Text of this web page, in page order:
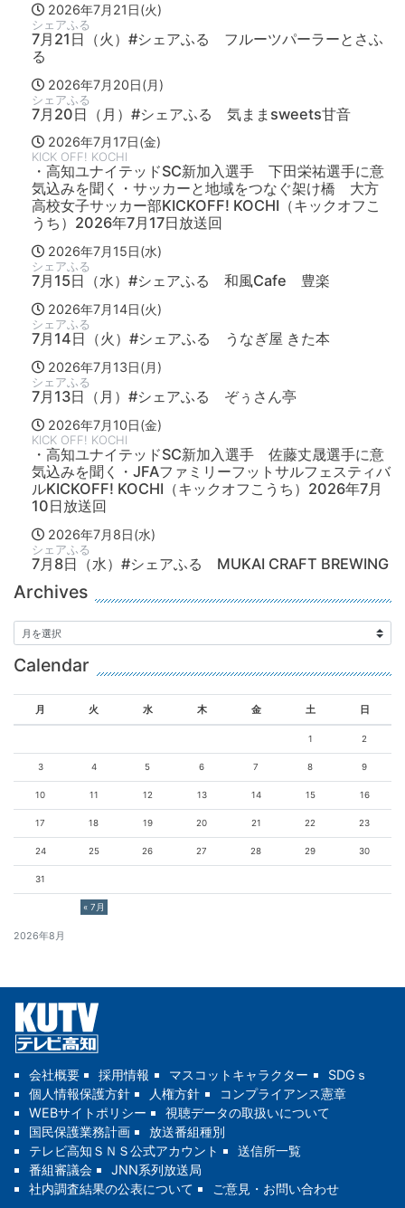
2026年7月21日(火)
シェアふる
7月21日（火）#シェアふる フルーツパーラーとさふ
る
2026年7月20日(月)
シェアふる
7月20日（月）#シェアふる 気ままsweets甘音
2026年7月17日(金)
KICK OFF! KOCHI
・高知ユナイテッドSC新加入選手 下田栄祐選手に意
気込みを聞く・サッカーと地域をつなぐ架け橋 大方
高校女子サッカー部KICKOFF! KOCHI（キックオフこ
うち）2026年7月17日放送回
2026年7月15日(水)
シェアふる
7月15日（水）#シェアふる 和風Cafe 豊楽
2026年7月14日(火)
シェアふる
7月14日（火）#シェアふる うなぎ屋 きた本
2026年7月13日(月)
シェアふる
7月13日（月）#シェアふる ぞぅさん亭
2026年7月10日(金)
KICK OFF! KOCHI
・高知ユナイテッドSC新加入選手 佐藤丈晟選手に意
気込みを聞く・JFAファミリーフットサルフェスティバ
ルKICKOFF! KOCHI（キックオフこうち）2026年7月
10日放送回
2026年7月8日(水)
シェアふる
7月8日（水）#シェアふる MUKAI CRAFT BREWING
Archives
Calendar
2026年8月
月 火 水 木 金 土 日
« 7月
1 2
3 4 5 6 7 8 9
10 11 12 13 14 15 16
17 18 19 20 21 22 23
24 25 26 27 28 29 30
31
会社概要 採用情報 マスコットキャラクター
SDGｓ
個人情報保護方針
人権方針
コンプライアンス憲章
WEBサイトポリシー
視聴データの取扱いについて
国民保護業務計画
放送番組種別
テレビ高知ＳＮＳ公式アカウント
送信所一覧
番組審議会
JNN系列放送局
社内調査結果の公表について
ご意見・お問い合わせ